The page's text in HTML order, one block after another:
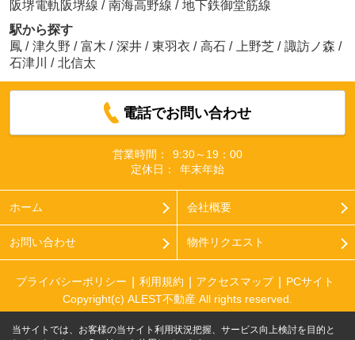
阪堺電軌阪堺線 / 南海高野線 / 地下鉄御堂筋線
駅から探す
鳳 / 津久野 / 富木 / 深井 / 東羽衣 / 高石 / 上野芝 / 諏訪ノ森 /
石津川 / 北信太
電話でお問い合わせ
営業時間：
9:30～19：00
定休日：
年末年始
ホーム 会社概要
お問い合わせ 物件リクエスト
プライバシーポリシー 利用規約 アクセスマップ
PCサイト
Copyright(c) ALEST不動産 All rights reserved.
当サイトでは、お客様の当サイト利用状況把握、サービス向上検討を目的と